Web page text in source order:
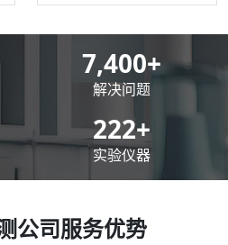
10,000+
解决问题
300+
实验仪器
公司服务优势